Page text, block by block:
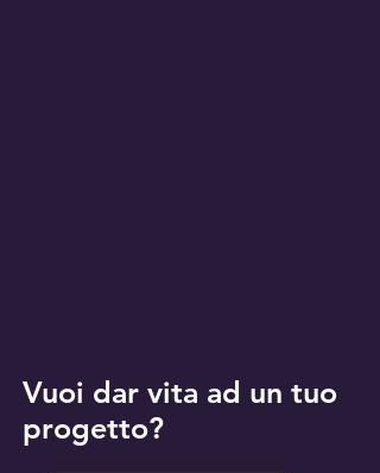
Vuoi dar vita ad un tuo
progetto?